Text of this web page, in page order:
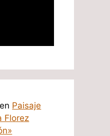
en Paisaje
Florez